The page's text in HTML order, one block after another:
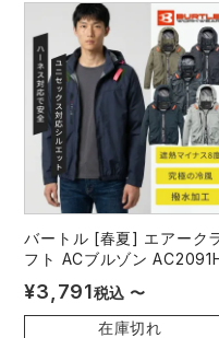
バートル [春夏] エアーク
フト ACブルゾン
¥3,791税込 〜
在庫切れ